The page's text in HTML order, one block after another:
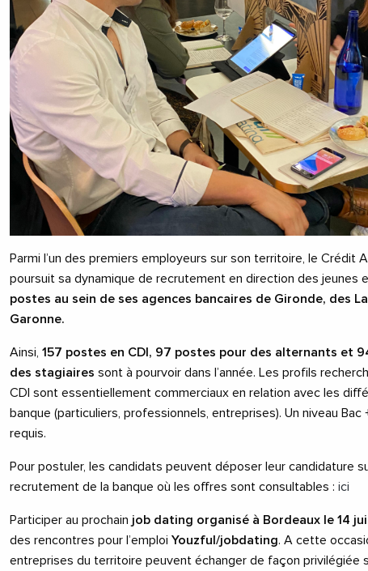
Parmi l’un des premiers employeurs sur son territoire, le Crédit
poursuit sa dynamique de recrutement en direction des jeunes
postes au sein de ses agences bancaires de Gironde, des
Garonne.
Ainsi, 157 postes en CDI, 97 postes pour des alternants et
des stagiaires sont à pourvoir dans l’année. Les profils
CDI sont essentiellement commerciaux en relation avec les
banque (particuliers, professionnels, entreprises). Un niveau Bac
requis.
Pour postuler, les candidats peuvent déposer leur candidature
recrutement de la banque où les offres sont consultables : ici
Participer au prochain job dating organisé à Bordeaux le 14
des rencontres pour l’emploi Youzful/jobdating. A cette
entreprises du territoire peuvent échanger de façon privilégiée